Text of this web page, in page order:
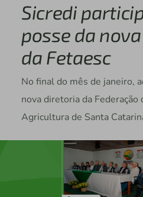
Sicredi
posse da
da Fetaesc
No final do mês de janeiro,
nova diretoria da Federação
Agricultura de Santa